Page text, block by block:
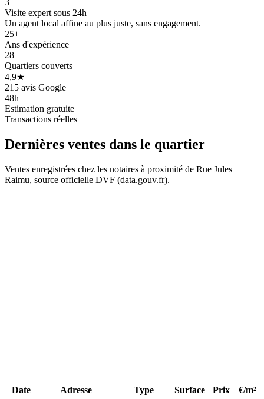
3
Visite expert sous 24h
Un agent local affine au plus juste, sans engagement.
25+
Ans d'expérience
28
Quartiers couverts
4,9★
215 avis Google
48h
Estimation gratuite
Transactions réelles
Dernières ventes dans le quartier
Ventes enregistrées chez les notaires à proximité de Rue Jules
Raimu, source officielle DVF (data.gouv.fr).
Date Adresse Type Surface Prix
€/m²